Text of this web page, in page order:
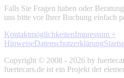
Falls Sie Fragen haben oder
uns bitte vor Ihrer Buchung einfach
KontaktmöglichkeitenImpressum +
HinweiseDatenschutzerklärung
Copyright © 2008 - 2026 by
fuertecars.de ist ein Projekt der